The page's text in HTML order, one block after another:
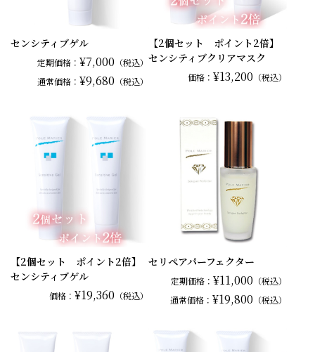
センシティブゲル
定期価格：¥7,000 （税込）
通常価格：¥9,680 （税込）
【2個セット ポイント2倍】
センシティブクリアマスク
価格： ¥13,200 （税込）
【2個セット ポイント2倍】
センシティブゲル
価格：¥19,360 （税込）
セリペアパーフェクター
定期価格： ¥11,000 （税込）
通常価格： ¥19,800 （税込）